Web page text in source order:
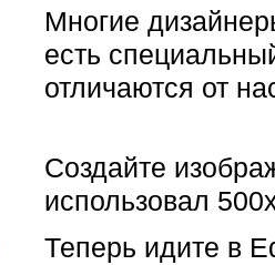
Многие
есть
отличаются от
Создайте
использовал
Теперь идите в